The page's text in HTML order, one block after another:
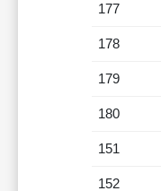
177
178
179
180
151
152